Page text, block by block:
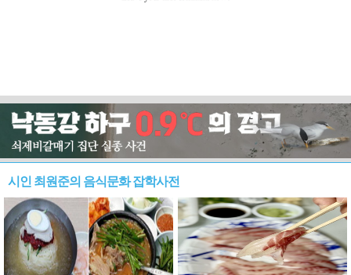
시인 최원준의 음식문화 잡학사전